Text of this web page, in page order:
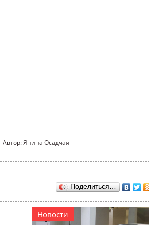
Автор: Янина Осадчая
Поделиться…
Новости